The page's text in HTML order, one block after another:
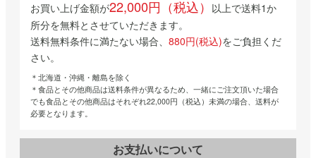
お買い上げ金額が22,000円（税込） 以上で送料1か
所分を無料とさせていただきます。
送料無料条件に満たない場合、 880円(税込)をご負担くだ
さい。
＊北海道・沖縄・離島を除く
＊食品とその他商品は送料条件が異なるため、一緒にご注文頂いた場合
でも食品とその他商品はそれぞれ22,000円（税込）未満の場合、送料が
必要となります。
お支払いについて